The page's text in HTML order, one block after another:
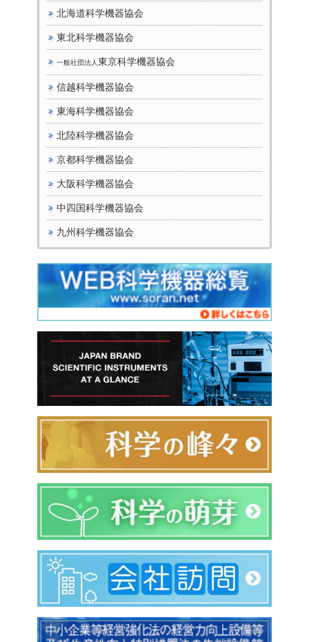
北海道科学機器協会
東北科学機器協会
一般社団法人 東京科学機器協会
信越科学機器協会
東海科学機器協会
北陸科学機器協会
京都科学機器協会
大阪科学機器協会
中四国科学機器協会
九州科学機器協会